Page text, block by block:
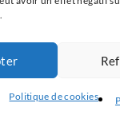
Politique de cookies
mouillées.
mains !